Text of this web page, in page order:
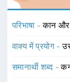
परिभाषा -कान
वाक्य में प्रयोग -
समानार्थी शब्द -